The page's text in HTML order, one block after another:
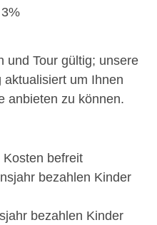
und Tour gültig; unsere
um Ihnen
anbieten zu können.
befreit
bezahlen Kinder
bezahlen Kinder